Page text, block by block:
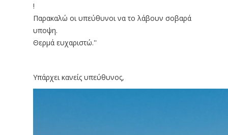
!
Παρακαλώ οι υπεύθυνοι να το λάβουν σοβαρά
υποψη.
Θερμά ευχαριστώ.''
Υπάρχει κανείς υπεύθυνος,